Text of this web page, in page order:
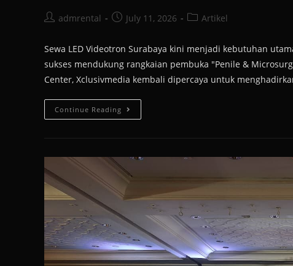
admrental July 11, 2026 Artikel
Sewa LED Videotron Surabaya kini menjadi kebutuhan
sukses mendukung rangkaian pembuka "Penile &
Center, Xclusivmedia kembali dipercaya untuk
Continue Reading